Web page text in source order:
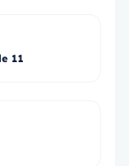
11